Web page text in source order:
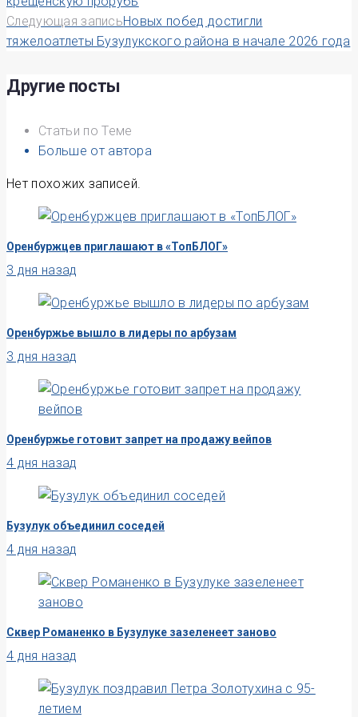
по
записям
Следующая записьНовых побед достигли
тяжелоатлеты Бузулукского района в начале 2026 года
Другие посты
Статьи по Теме
Больше от автора
Нет похожих записей.
Оренбуржцев приглашают в «ТопБЛОГ»
3 дня назад
Оренбуржье вышло в лидеры по арбузам
3 дня назад
Оренбуржье готовит запрет на продажу вейпов
4 дня назад
Бузулук объединил соседей
4 дня назад
Сквер Романенко в Бузулуке зазеленеет заново
4 дня назад